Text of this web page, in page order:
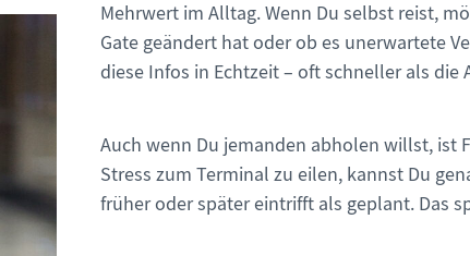
Mehrwert im Alltag. Wenn Du selbst reist,
Gate geändert hat oder ob es unerwartete
diese Infos in Echtzeit – oft schneller als die
Auch wenn Du jemanden abholen willst, ist
Stress zum Terminal zu eilen, kannst Du
früher oder später eintrifft als geplant. Das